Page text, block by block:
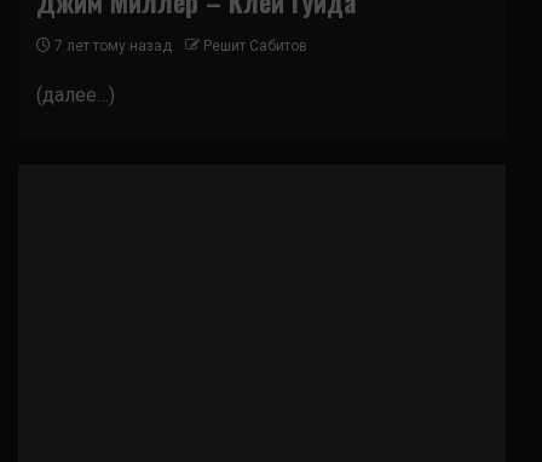
7 лет тому назад Решит Сабитов
(далее…)